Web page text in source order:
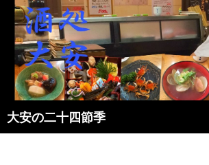
大安の二十四節季
検
索